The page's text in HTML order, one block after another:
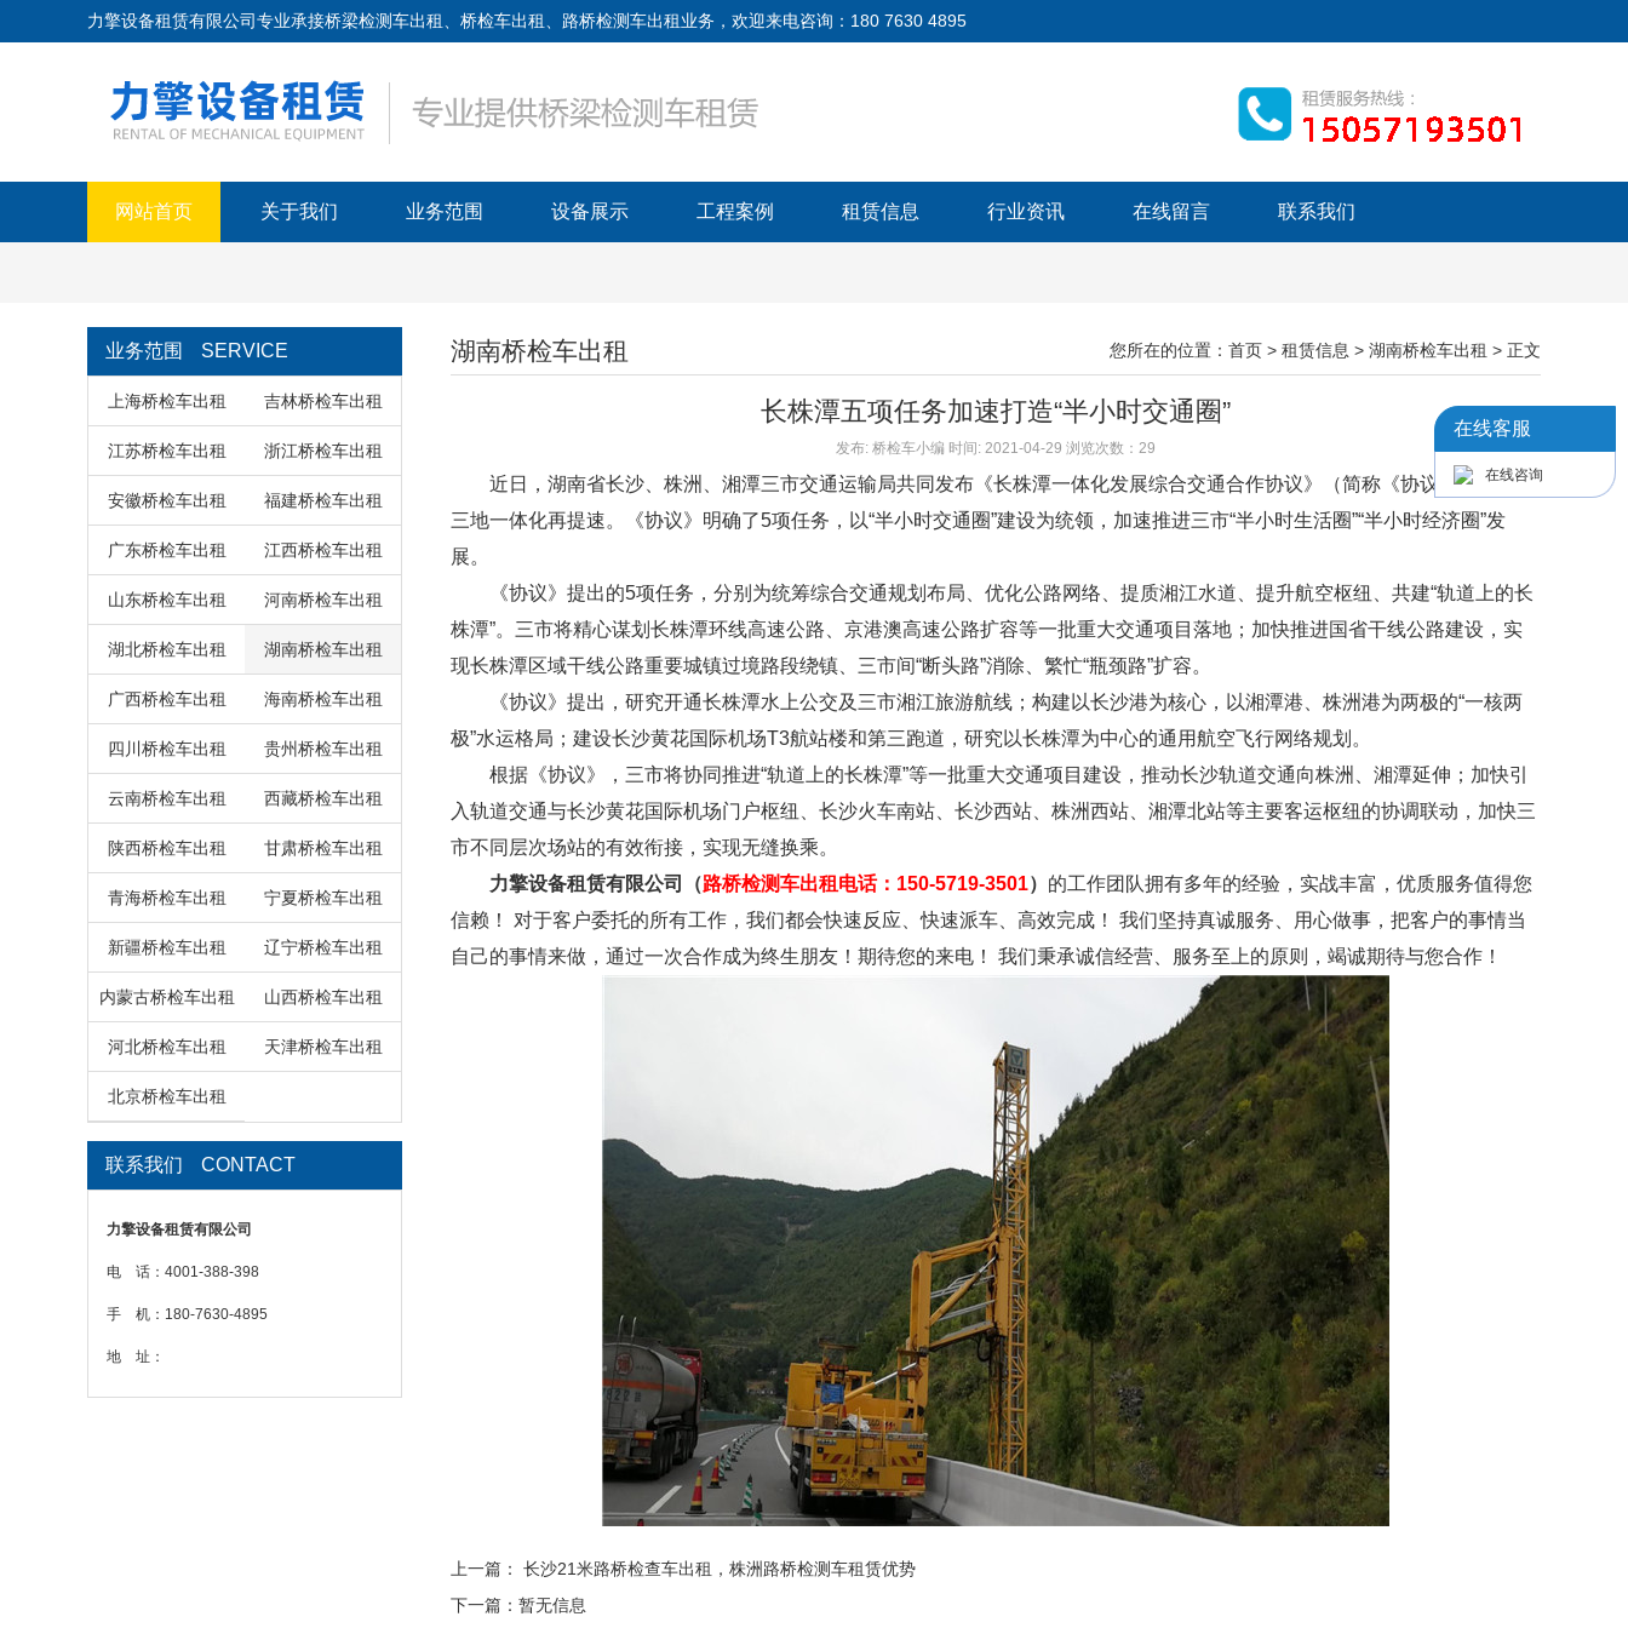
力擎设备租赁有限公司专业承接桥梁检测车出租、桥检车出租、路桥检测车出租业务，欢迎来电咨询：180 7630 4895
网站首页 关于我们 业务范围 设备展示 工程案例 租赁信息 行业资讯 在线留言 联系我们
业务范围 SERVICE
上海桥检车出租 吉林桥检车出租
江苏桥检车出租 浙江桥检车出租
安徽桥检车出租 福建桥检车出租
广东桥检车出租 江西桥检车出租
山东桥检车出租 河南桥检车出租
湖北桥检车出租 湖南桥检车出租
广西桥检车出租 海南桥检车出租
四川桥检车出租 贵州桥检车出租
云南桥检车出租 西藏桥检车出租
陕西桥检车出租 甘肃桥检车出租
青海桥检车出租 宁夏桥检车出租
新疆桥检车出租 辽宁桥检车出租
内蒙古桥检车出租 山西桥检车出租
河北桥检车出租 天津桥检车出租
北京桥检车出租
联系我们 CONTACT
力擎设备租赁有限公司
电 话：4001-388-398
手 机：180-7630-4895
地 址：
您所在的位置： 首页 > 租赁信息 > 湖南桥检车出租 > 正文
湖南桥检车出租
长株潭五项任务加速打造“半小时交通圈”
发布: 桥检车小编 时间: 2021-04-29 浏览次数： 29
近日，湖南省长沙、株洲、湘潭三市交通运输局共同发布《长株潭一体化发展综合交通合作协议》（简称《协议》），推进
三地一体化再提速。《协议》明确了5项任务，以“半小时交通圈”建设为统领，加速推进三市“半小时生活圈”“半小时经济圈”发
展。
《协议》提出的5项任务，分别为统筹综合交通规划布局、优化公路网络、提质湘江水道、提升航空枢纽、共建“轨道上的长
株潭”。三市将精心谋划长株潭环线高速公路、京港澳高速公路扩容等一批重大交通项目落地；加快推进国省干线公路建设，实
现长株潭区域干线公路重要城镇过境路段绕镇、三市间“断头路”消除、繁忙“瓶颈路”扩容。
《协议》提出，研究开通长株潭水上公交及三市湘江旅游航线；构建以长沙港为核心，以湘潭港、株洲港为两极的“一核两
极”水运格局；建设长沙黄花国际机场T3航站楼和第三跑道，研究以长株潭为中心的通用航空飞行网络规划。
根据《协议》，三市将协同推进“轨道上的长株潭”等一批重大交通项目建设，推动长沙轨道交通向株洲、湘潭延伸；加快引
入轨道交通与长沙黄花国际机场门户枢纽、长沙火车南站、长沙西站、株洲西站、湘潭北站等主要客运枢纽的协调联动，加快三
市不同层次场站的有效衔接，实现无缝换乘。
力擎设备租赁有限公司（路桥检测车出租电话：150-5719-3501） 的工作团队拥有多年的经验，实战丰富，优质服务值得您
信赖！ 对于客户委托的所有工作，我们都会快速反应、快速派车、高效完成！ 我们坚持真诚服务、用心做事，把客户的事情当
自己的事情来做，通过一次合作成为终生朋友！期待您的来电！ 我们秉承诚信经营、服务至上的原则，竭诚期待与您合作！
上一篇： 长沙21米路桥检查车出租，株洲路桥检测车租赁优势
下一篇：暂无信息
在线客服
在线咨询